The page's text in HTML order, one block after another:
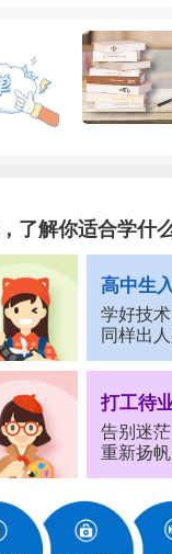
了解你适合学什
高中生
学好技术
同样出
打工待
告别迷茫
重新扬